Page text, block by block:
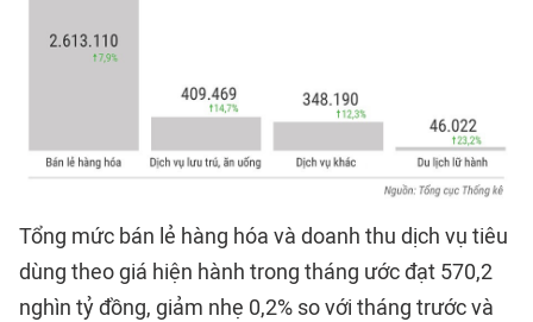
Tổng mức bán lẻ hàng hóa và doanh thu dịch vụ tiêu
dùng theo giá hiện hành trong tháng ước đạt 570,2
nghìn tỷ đồng, giảm nhẹ 0,2% so với tháng trước và